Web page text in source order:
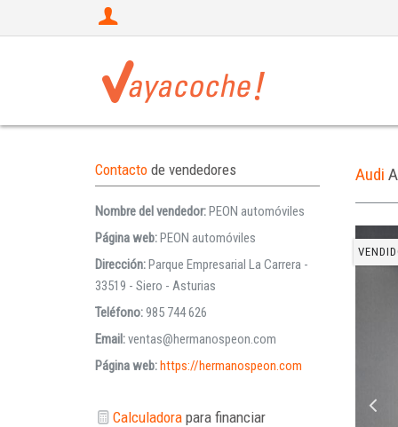
Audi
Contacto de vendedores
Nombre del vendedor:PEON automóviles
Página web:PEON automóviles
Dirección:Parque Empresarial La Carrera -
33519 - Siero - Asturias
Teléfono:985 744 626
Email:ventas@hermanospeon.com
Página web:https://hermanospeon.com
Calculadorapara financiar